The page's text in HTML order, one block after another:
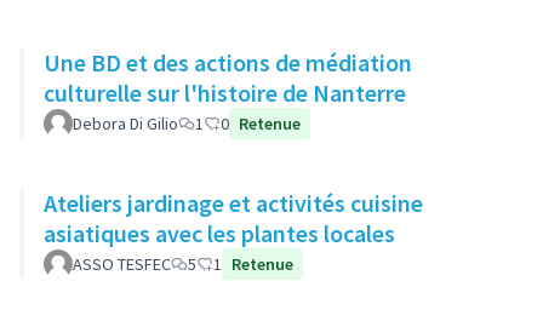
Une BD et des actions de médiation
culturelle sur l'histoire de Nanterre
Debora Di Gilio 1 0 Retenue
Ateliers jardinage et activités cuisine
asiatiques avec les plantes locales
ASSO TESFEC 5 1 Retenue